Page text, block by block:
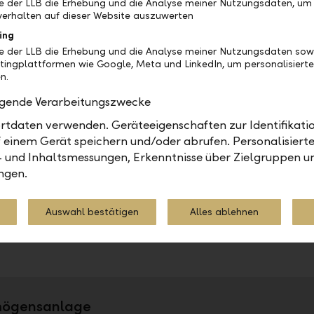
durch wesentliche Faktoren aus, die Ihrer
Renditeoptimierung
mehrerer Basiswerte beschränkt. Im
Gegenzug erhält der Anleger dafür
einen vergünstigten Einstieg in den
Basiswert, einen Coupon oder einen
Mit
die
der LLB die Erhebung und die Analyse meiner Nutzungsdaten,
auf dieser Website auszuwerten
der LLB die Erhebung und die Analyse meiner Nutzungsdaten
wie Google, Meta und LinkedIn, um
Verarbeitungszwecke
verwenden. Geräteeigenschaften zur
Gerät speichern und/oder abrufen.
Inhaltsmessungen, Erkenntnisse über Zielgruppen
Auswahl bestätigen Alles ablehnen